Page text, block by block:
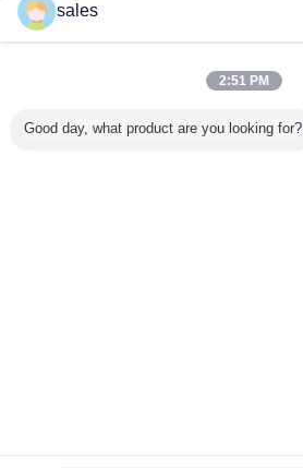
มากกว่าชิ้นส่วนเลเซอร์ไดโอด
sales
2:51 PM
Good day, what product are you looking for?